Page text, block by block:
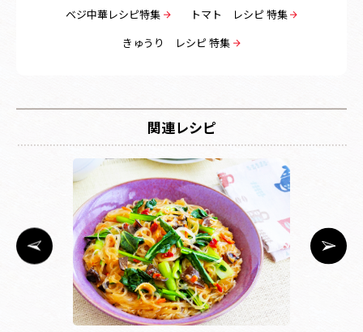
ベジ中華レシピ特集
トマト レシピ 特集
きゅうり レシピ 特集
関連レシピ